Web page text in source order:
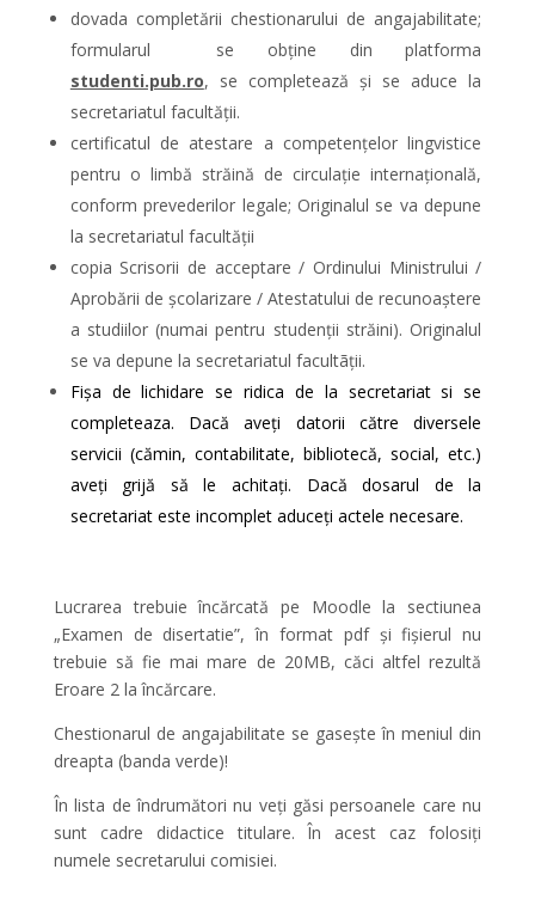
dovada completării chestionarului de angajabilitate;
formularul se obține din platforma
studenti.pub.ro, se completează și se aduce la
secretariatul facultății.
certificatul de atestare a competențelor lingvistice
pentru o limbă străină de circulație internațională,
conform prevederilor legale; Originalul se va depune
la secretariatul facultății
copia Scrisorii de acceptare / Ordinului Ministrului /
Aprobării de școlarizare / Atestatului de recunoaștere
a studiilor (numai pentru studenții străini). Originalul
se va depune la secretariatul facultãții.
Fișa de lichidare se ridica de la secretariat si se
completeaza. Dacă aveți datorii către diversele
servicii (cămin, contabilitate, bibliotecă, social, etc.)
aveți grijă să le achitați. Dacă dosarul de la
secretariat este incomplet aduceți actele necesare.
Lucrarea trebuie încărcată pe Moodle la sectiunea
„Examen de disertatie”, în format pdf și fișierul nu
trebuie să fie mai mare de 20MB, căci altfel rezultă
Eroare 2 la încărcare.
Chestionarul de angajabilitate se gasește în meniul din
dreapta (banda verde)!
În lista de îndrumători nu veți găsi persoanele care nu
sunt cadre didactice titulare. În acest caz folosiți
numele secretarului comisiei.